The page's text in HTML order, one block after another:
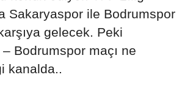
Sakaryaspor ile Bodrumspor
gelecek. Peki
Bodrumspor maçı ne
kanalda..